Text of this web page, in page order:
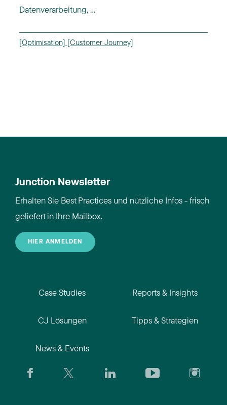
Datenverarbeitung, ...
[Optimisation] [Customer Journey]
Junction Newsletter
Erhalten Sie Best Practices und nützliche Infos - frisch
geliefert in Ihre Mailbox.
HIER ANMELDEN
Case Studies
CJ Lösungen
News & Events
Reports & Insights
Tipps & Strategien